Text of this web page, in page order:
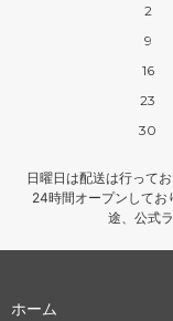
2
9
16
23
30
日曜日は配送は行って
24時間オープンしてお
途、公式
ホーム